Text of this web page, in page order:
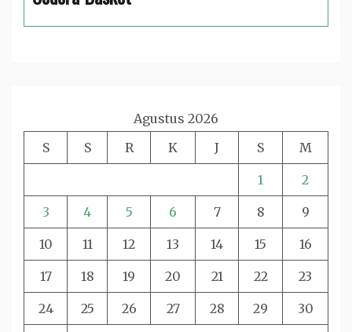
Agustus 2026
S
S R K J S M
1 2
3 4 5 6 7 8 9
10 11 12 13 14 15 16
17 18 19 20 21 22 23
24 25 26 27 28 29 30